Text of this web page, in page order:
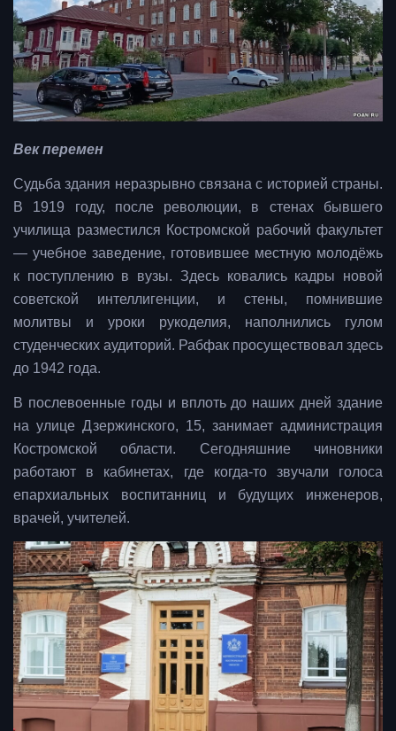
Век перемен
Судьба здания неразрывно связана с историей страны.
В 1919 году, после революции, в стенах бывшего
училища разместился Костромской рабочий факультет
— учебное заведение, готовившее местную молодёжь
к поступлению в вузы. Здесь ковались кадры новой
советской интеллигенции, и стены, помнившие
молитвы и уроки рукоделия, наполнились гулом
студенческих аудиторий. Рабфак просуществовал здесь
до 1942 года.
В послевоенные годы и вплоть до наших дней здание
на улице Дзержинского, 15, занимает администрация
Костромской области. Сегодняшние чиновники
работают в кабинетах, где когда-то звучали голоса
епархиальных воспитанниц и будущих инженеров,
врачей, учителей.